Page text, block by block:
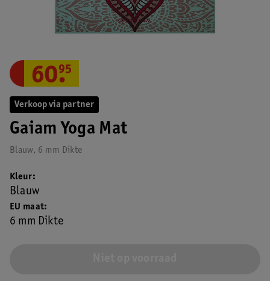
Verkoop via partner
Gaiam Yoga Mat
Blauw, 6 mm Dikte
60.
95
EU maat
6 mm Dikte
Kleur
Blauw